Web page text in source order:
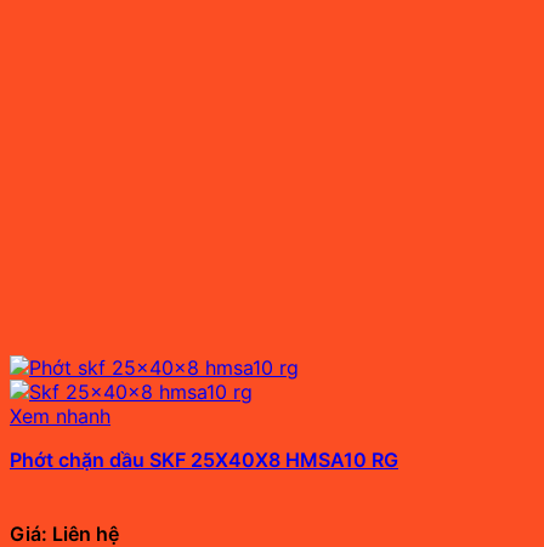
Xem nhanh
Phớt chặn dầu SKF 25X40X8 HMSA10 RG
Giá: Liên hệ